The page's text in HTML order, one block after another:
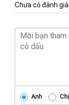
Chưa có đánh
Anh Chị